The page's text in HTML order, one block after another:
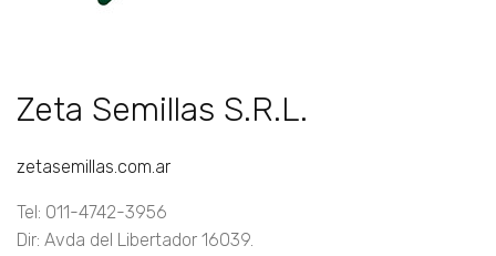
Zeta Semillas S.R.L.
zetasemillas.com.ar
Tel: 011-4742-3956
Dir: Avda del Libertador 16039.